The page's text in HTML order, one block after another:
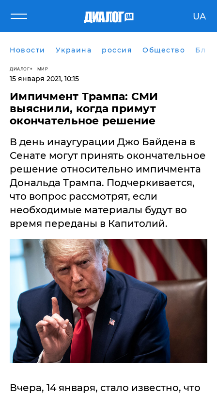
UA
Новости Украина россия Общество
ДИАЛОГ МИР
15 января 2021, 10:15
Импичмент Трампа: СМИ
выяснили, когда примут
окончательное решение
В день инаугурации Джо Байдена в
Сенате могут принять окончательное
решение относительно импичмента
Дональда Трампа. Подчеркивается,
что вопрос рассмотрят, если
необходимые материалы будут во
время переданы в Капитолий.
Вчера, 14 января, стало известно, что